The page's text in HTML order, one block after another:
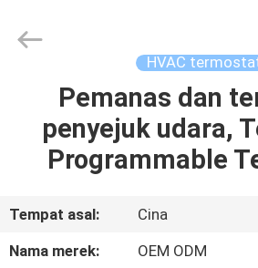
RUMAH
PRODUK
PERTUNJUKAN
VR
Limited.
HVAC
Pemanas dan
penyejuk udara,
Programmable
Tempat asal:
Cina
Nama merek:
OEM ODM